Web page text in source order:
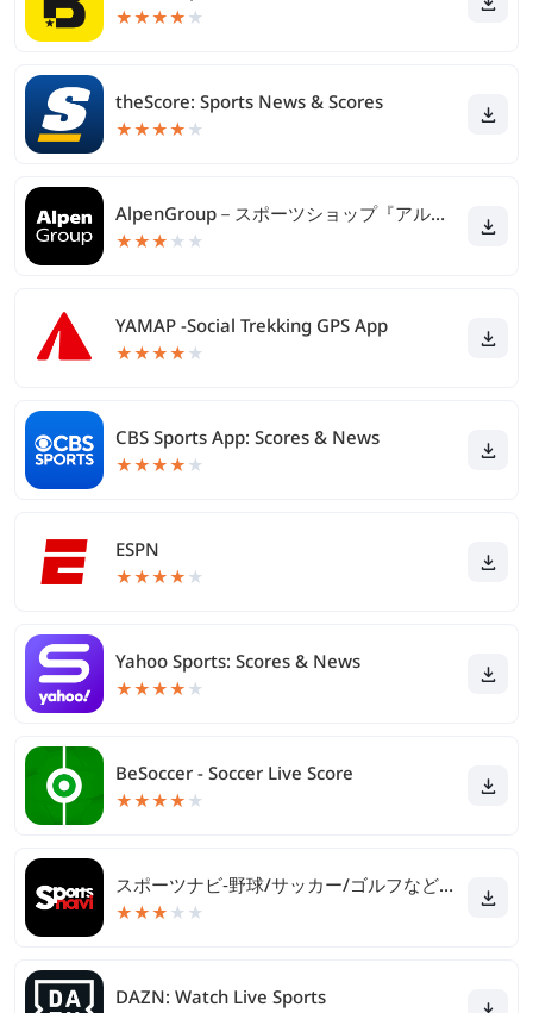
★★★★ ★
theScore: Sports News & Scores
★★★★ ★
AlpenGroup－スポーツショップ『アルペングループ』
★★★ ★ ★
YAMAP -Social Trekking GPS App
★★★★ ★
CBS Sports App: Scores & News
★★★★ ★
ESPN
★★★★ ★
Yahoo Sports: Scores & News
★★★★ ★
BeSoccer - Soccer Live Score
★★★★ ★
スポーツナビ‐野球/サッカー/ゴルフなど速報、ニュースが満載
★★★ ★ ★
DAZN: Watch Live Sports